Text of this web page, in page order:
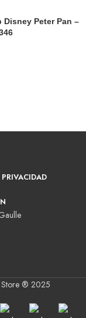
Disney Peter Pan –
Store ® 2025